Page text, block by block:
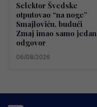
Selektor Švedske
otputovao “na noge”
Smajloviću, budući
Zmaj imao samo jedan
odgovor
06/08/2026